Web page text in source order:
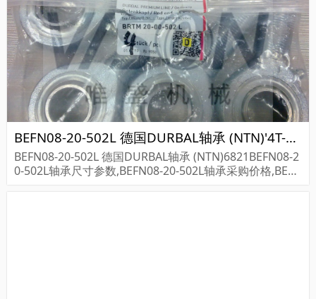
BEFN08-20-502L 德国DURBAL轴承 (NTN)'4T-44348
BEFN08-20-502L 德国DURBAL轴承 (NTN)6821BEFN08-2
0-502L轴承尺寸参数,BEFN08-20-502L轴承采购价格,BEFN